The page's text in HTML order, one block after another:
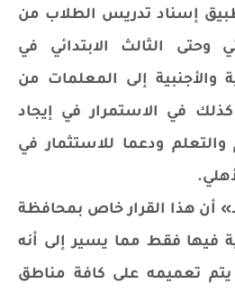
إسناد تدريس الطلاب من
وحتى الثالث الابتدائي في
والأجنبية إلى المعلمات من
كذلك في الاستمرار في إيجاد
والتعلم ودعما للاستثمار في
أن هذا القرار خاص بمحافظة
فيها فقط مما يسير إلى أنه
تعميمه على كافة مناطق